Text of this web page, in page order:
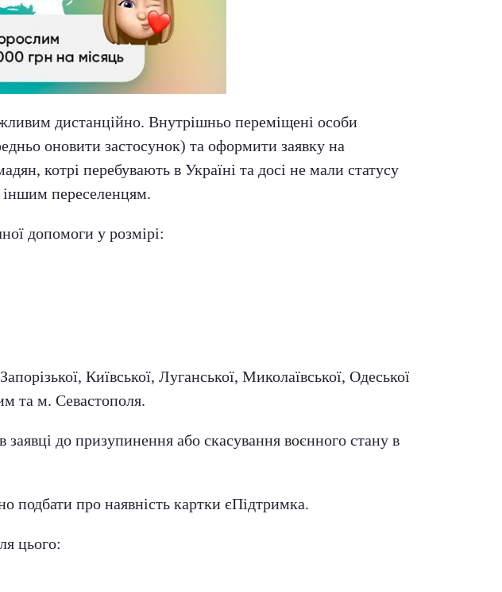
дистанційно. Внутрішньо переміщені особи
оновити застосунок) та оформити заявку на
котрі перебувають в Україні та досі не мали статусу
переселенцям.
допомоги у розмірі:
Київської, Луганської, Миколаївської, Одеської, Сумської,
та м. Севастополя.
до призупинення або скасування воєнного стану в
подбати про наявність картки єПідтримка.
цього: